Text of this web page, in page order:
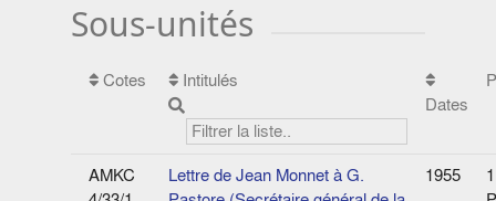
Sous-unités
Cotes
Intitulés
Dates
AMKC
Lettre de Jean Monnet à G.
1955
1